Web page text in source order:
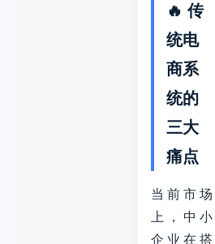
🔥 传
统电
商系
统的
三大
痛点
当前市场
上，中小
企业在搭